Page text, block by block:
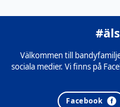
Välkommen till
sociala medier. Vi finns på
Facebook